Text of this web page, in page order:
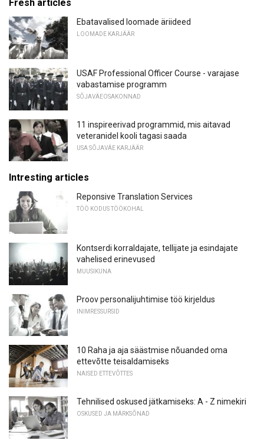
Fresh articles
Ebatavalised loomade äriideed
LOOMADE KARJÄÄR
USAF Professional Officer Course - varajase
vabastamise programm
SÕJAVÄEOSAKONNAD
11 inspireerivad programmid, mis aitavad
veteranidel kooli tagasi saada
USA SÕJAVÄE KARJÄÄR
Intresting articles
Reponsive Translation Services
TÖÖ KODUS TÖÖKOHAL
Kontserdi korraldajate, tellijate ja esindajate
vahelised erinevused
MUUSIKUNA
Proov personalijuhtimise töö kirjeldus
INIMRESSURSID
10 Raha ja aja säästmise nõuanded oma
ettevõtte teisaldamiseks
NAISED ETTEVÕTTES
Tehnilised oskused jätkamiseks: A - Z nimekiri
OSKUSED JA MÄRKSÕNAD